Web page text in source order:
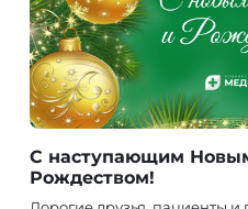
С наступающим
Рождеством!